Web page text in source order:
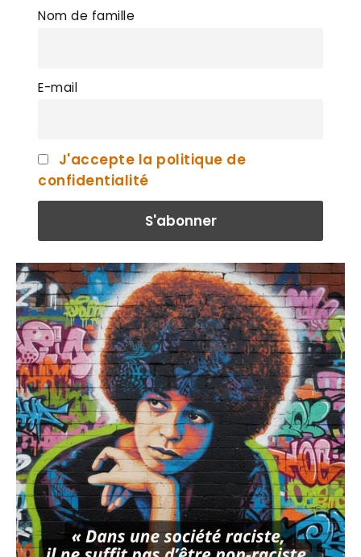
Nom de famille
E-mail
J'accepte la politique de
confidentialité